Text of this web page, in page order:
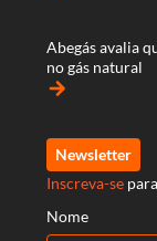
Abegás avalia
no gás natural
arrow_forward
Newsletter
Inscreva-se
Nome